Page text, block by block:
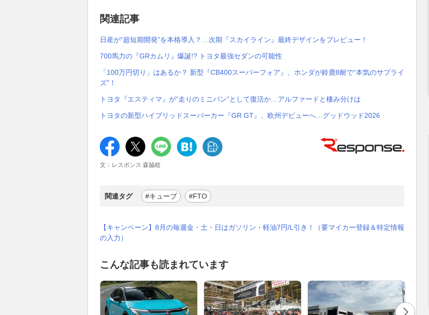
関連記事
日産が“超短期開発”を本格導入？…次期『スカイライン』最終デザインをプレビュー！
700馬力の『GRカムリ』爆誕!? トヨタ最強セダンの可能性
「100万円切り」はあるか？ 新型『CB400スーパーフォア』、ホンダが鈴鹿8耐で“本気のサプライ
ズ”！
トヨタ『エスティマ』が“走りのミニバン”として復活か…アルファードと棲み分けは
トヨタの新型ハイブリッドスーパーカー『GR GT』、欧州デビューへ…グッドウッド2026
文：レスポンス 森脇稔
関連タグ #キューブ #FTO
【キャンペーン】8月の毎週金・土・日はガソリン・軽油7円/L引き！（要マイカー登録＆特定情報
の入力）
こんな記事も読まれています